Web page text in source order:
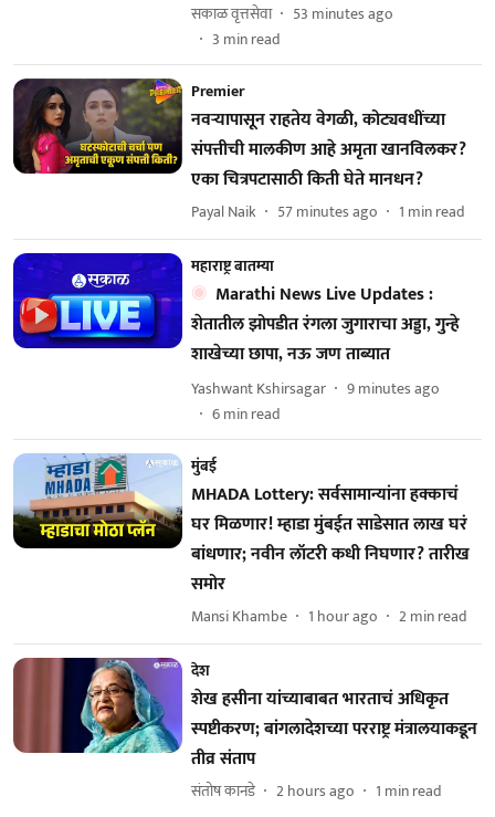
Premier
नवऱ्यापासून राहतेय वेगळी, कोट्यवधींच्या
संपत्तीची मालकीण आहे अमृता खानविलकर?
एका चित्रपटासाठी किती घेते मानधन?
Payal Naik 57 minutes ago 1 min read
महाराष्ट्र बातम्या
Marathi News Live Updates :
शेतातील झोपडीत रंगला जुगाराचा अड्डा, गुन्हे
शाखेच्या छापा, नऊ जण ताब्यात
Yashwant Kshirsagar
9 minutes ago
6min read
मुंबई
MHADA Lottery: सर्वसामान्यांना हक्काचं
घर मिळणार! म्हाडा मुंबईत साडेसात लाख घरं
बांधणार; नवीन लॉटरी कधी निघणार? तारीख
समोर
Mansi Khambe 1 hour ago 2min read
देश
शेख हसीना यांच्याबाबत भारताचं अधिकृत
स्पष्टीकरण; बांगलादेशच्या परराष्ट्र मंत्रालयाकडून
तीव्र संताप
संतोष कानडे 2 hours ago 1 min read
सकाळ वृत्तसेवा
53 minutes ago
3 min read